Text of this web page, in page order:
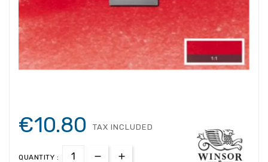
€10.80 TAX INCLUDED
QUANTITY :